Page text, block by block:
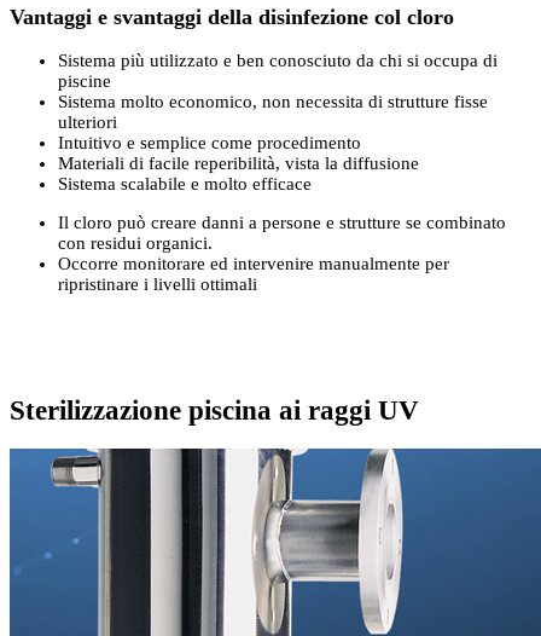
Vantaggi e svantaggi della disinfezione col cloro
Sistema più utilizzato e ben conosciuto da chi si occupa di
piscine
Sistema molto economico, non necessita di strutture fisse
ulteriori
Intuitivo e semplice come procedimento
Materiali di facile reperibilità, vista la diffusione
Sistema scalabile e molto efficace
Il cloro può creare danni a persone e strutture se combinato
con residui organici.
Occorre monitorare ed intervenire manualmente per
ripristinare i livelli ottimali
Sterilizzazione piscina ai raggi UV